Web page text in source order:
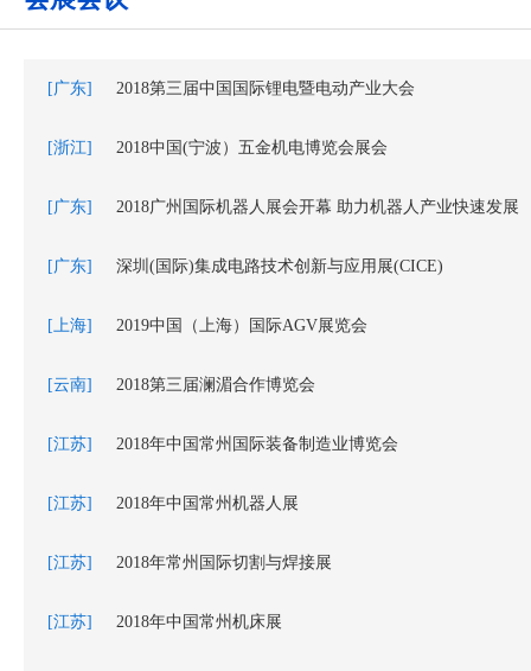
[广东] 2018第三届中国国际锂电暨电动产业大会
[浙江] 2018中国(宁波）五金机电博览会展会
[广东] 2018广州国际机器人展会开幕 助力机器人产业快速发展
[广东] 深圳(国际)集成电路技术创新与应用展(CICE)
[上海] 2019中国（上海）国际AGV展览会
[云南] 2018第三届澜湄合作博览会
[江苏] 2018年中国常州国际装备制造业博览会
[江苏] 2018年中国常州机器人展
[江苏] 2018年常州国际切割与焊接展
[江苏] 2018年中国常州机床展